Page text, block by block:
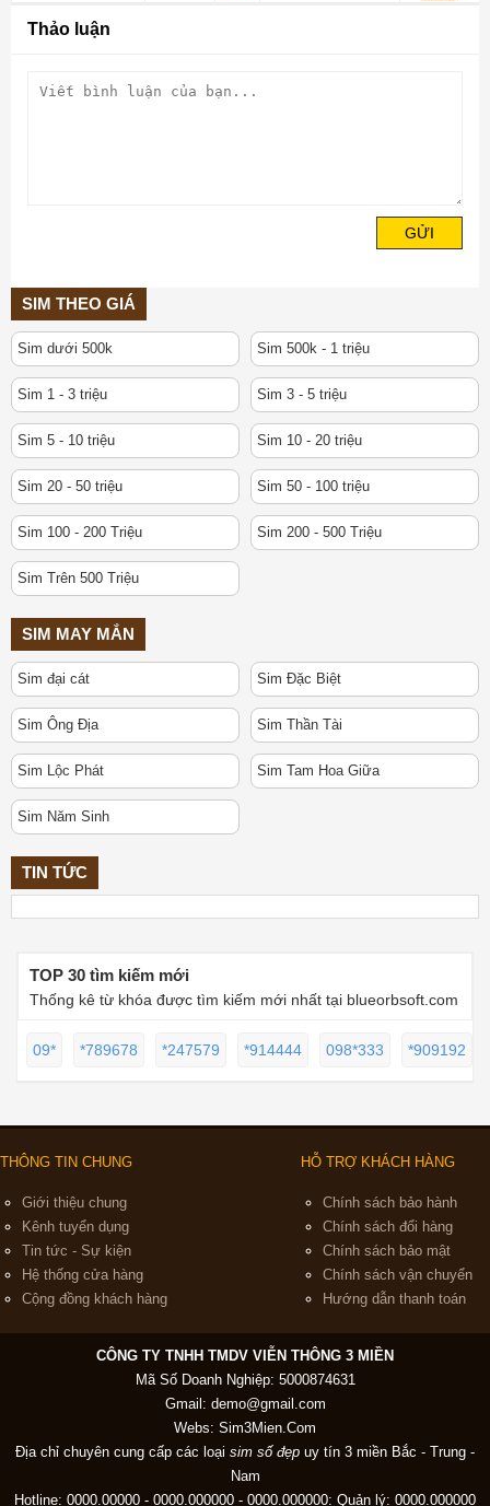
Thảo luận
GỬI
SIM THEO GIÁ
Sim dưới 500k Sim 500k - 1 triệu
Sim 1 - 3 triệu Sim 3 - 5 triệu
Sim 5 - 10 triệu Sim 10 - 20 triệu
Sim 20 - 50 triệu Sim 50 - 100 triệu
Sim 100 - 200 Triệu Sim 200 - 500 Triệu
Sim Trên 500 Triệu
SIM MAY MẮN
Sim đại cát Sim Đặc Biệt
Sim Ông Địa Sim Thần Tài
Sim Lộc Phát Sim Tam Hoa Giữa
Sim Năm Sinh
TIN TỨC
TOP 30 tìm kiếm mới
Thống kê từ khóa được tìm kiếm mới nhất tại blueorbsoft.com
09* *789678 *247579 *914444 098*333 *909192
THÔNG TIN CHUNG
Giới thiệu chung
Kênh tuyển dụng
Tin tức - Sự kiện
Hệ thống cửa hàng
Cộng đồng khách hàng
HỖ TRỢ KHÁCH HÀNG
Chính sách bảo hành
Chính sách đổi hàng
Chính sách bảo mật
Chính sách vận chuyển
Hướng dẫn thanh toán
CÔNG TY TNHH TMDV VIỄN THÔNG 3 MIỀN
Mã Số Doanh Nghiệp: 5000874631
Gmail: demo@gmail.com
Webs: Sim3Mien.Com
Địa chỉ chuyên cung cấp các loại sim số đẹp uy tín 3 miền Bắc - Trung -
Nam
Hotline: 0000.00000 - 0000.000000 - 0000.000000: Quản lý: 0000.000000